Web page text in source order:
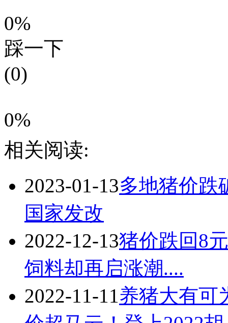
0%
踩一下
(0)
0%
相关阅读:
2023-01-13多地猪价跌
国家发改
2022-12-13猪价跌回8
饲料却再启涨潮....
2022-11-11养猪大有可